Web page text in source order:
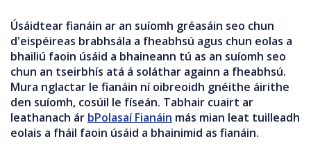
Úsáidtear fianáin ar an suíomh gréasáin seo chun
d'eispéireas brabhsála a fheabhsú agus chun eolas a
bhailiú faoin úsáid a bhaineann tú as an suíomh seo
chun an tseirbhís atá á soláthar againn a fheabhsú.
Mura nglactar le fianáin ní oibreoidh gnéithe áirithe
den suíomh, cosúil le físeán. Tabhair cuairt ar
leathanach ár bPolasaí Fianáin más mian leat tuilleadh
eolais a fháil faoin úsáid a bhainimid as fianáin.